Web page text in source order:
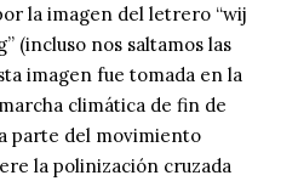
la imagen del letrero “wij
(incluso nos saltamos las
imagen fue tomada en la
climática de fin de
parte del movimiento
la polinización cruzada